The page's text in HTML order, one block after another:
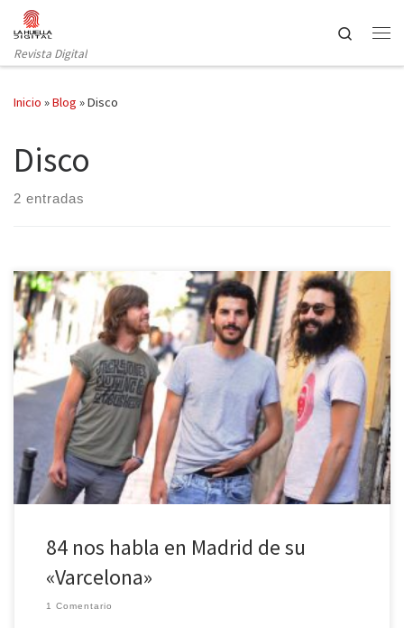
Saltar al contenido
Revista Digital
Search
Inicio »Blog »Disco
Disco
2 entradas
Beris, Jaime y Mon, los tres integrantes del grupo madrileño 84 se
reúnen con nosotros en un castizo bar de Malasaña para hablar de
“Varcelona”, el tercer disco de su carrera. Entre cervezas y
pacharanes el triángulo equilátero que forma esta banda nos
habla del cambio que ha supuesto su […]
84 nos habla en Madrid de su
«Varcelona»
1 Comentario